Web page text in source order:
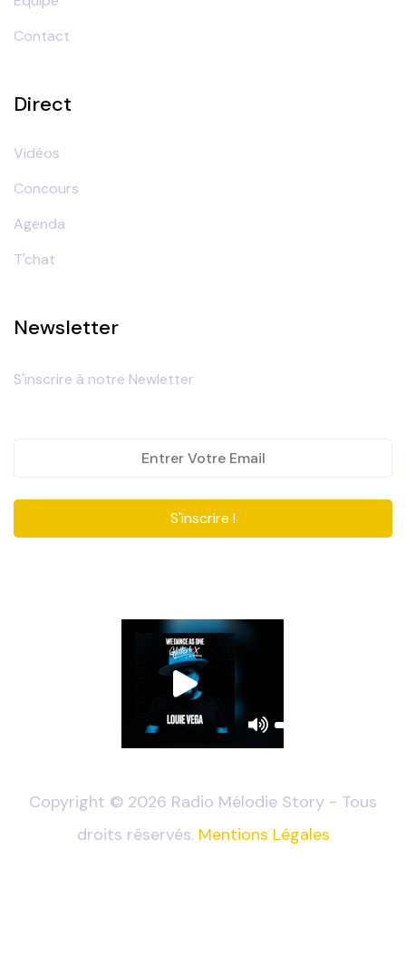
Contact
Direct
Vidéos
Concours
Agenda
T'chat
Newsletter
S'inscrire à notre Newletter
S'inscrire !
Copyright © 2026 Radio Mélodie Story - Tous
droits réservés. Mentions Légales